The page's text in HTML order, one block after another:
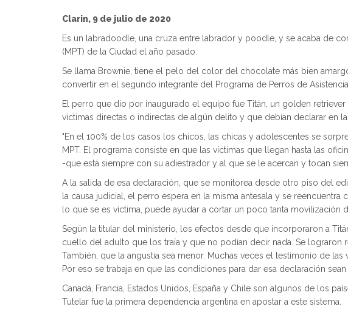
Clarin, 9 de julio de 2020
Es un labradoodle, una cruza entre labrador y poodle, y se acaba de
(MPT) de la Ciudad el año pasado.
Se llama Brownie, tiene el pelo del color del chocolate más bien
convertir en el segundo integrante del Programa de Perros de
El perro que dio por inaugurado el equipo fue Titán, un golden
víctimas directas o indirectas de algún delito y que debían declarar en
"En el 100% de los casos los chicos, las chicas y adolescentes se
MPT. El programa consiste en que las víctimas que llegan hasta las
-que está siempre con su adiestrador y al que se le acercan y tocan
A la salida de esa declaración, que se monitorea desde otro piso del
la causa judicial, el perro espera en la misma antesala y se
lo que se es víctima, puede ayudar a cortar un poco tanta movilización
Según la titular del ministerio, los efectos desde que incorporaron a
cuello del adulto que los traía y que no podían decir nada. Se lograron
También, que la angustia sea menor. Muchas veces el testimonio de
Por eso se trabaja en que las condiciones para dar esa declaración sean
Canadá, Francia, Estados Unidos, España y Chile son algunos de los
Tutelar fue la primera dependencia argentina en apostar a este sistema.